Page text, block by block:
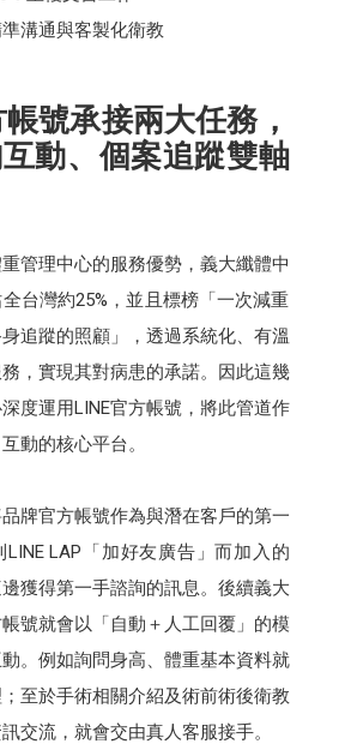
溝通與客製化衛教
號承接兩大任務，
動、個案追蹤雙軸
管理中心的服務優勢，義大纖體中
台灣約25%，並且標榜「一次減重
追蹤的照顧」，透過系統化、有溫
，實現其對病患的承諾。因此這幾
度運用LINE官方帳號，將此管道作
動的核心平台。
牌官方帳號作為與潛在客戶的第一
LAP「加好友廣告」而加入的
獲得第一手諮詢的訊息。後續義大
號就會以「自動＋人工回覆」的模
。例如詢問身高、體重基本資料就
至於手術相關介紹及術前術後衛教
交流，就會交由真人客服接手。